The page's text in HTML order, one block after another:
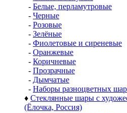
- Белые, перламутровые
- Черные
- Розовые
- Зелёные
- Фиолетовые и сиреневые
- Оранжевые
- Коричневые
- Прозрачные
- Дымчатые
- Наборы разноцветных
♦ Стеклянные шары с
(Ёлочка, Россия)